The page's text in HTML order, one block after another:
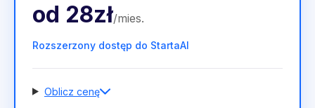
od 28zł/mies.
Rozszerzony dostęp do StartaAI
Oblicz cenę